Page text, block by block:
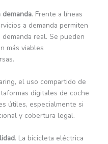
. Frente a líneas
a demanda permiten
real. Se pueden
más viables
el uso compartido de
digitales de coche
útiles, especialmente si
y cobertura legal.
. La bicicleta eléctrica